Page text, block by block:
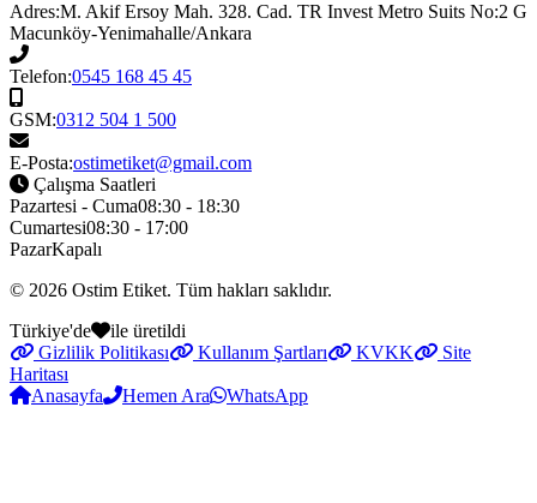
Adres:M. Akif Ersoy Mah. 328. Cad. TR Invest Metro Suits No:2 G
Macunköy-Yenimahalle/Ankara
Telefon:0545 168 45 45
GSM:0312 504 1 500
E-Posta:ostimetiket@gmail.com
Çalışma Saatleri
Pazartesi - Cuma08:30 - 18:30
Cumartesi08:30 - 17:00
PazarKapalı
© 2026 Ostim Etiket. Tüm hakları saklıdır.
Türkiye'de
ile üretildi
Gizlilik Politikası
Kullanım Şartları KVKK
Site
Haritası
Anasayfa
Hemen Ara WhatsApp